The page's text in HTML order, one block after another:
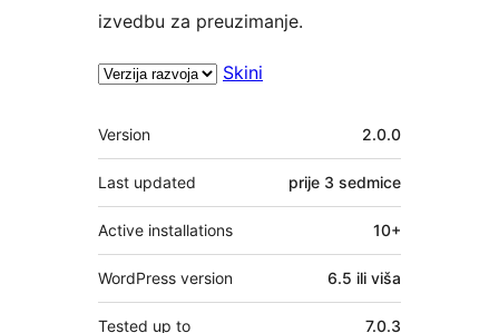
izvedbu za preuzimanje.
Skini
Meta
Version 2.0.0
Last updated prije 3 sedmice
Active installations 10+
WordPress version 6.5 ili viša
Tested up to 7.0.3